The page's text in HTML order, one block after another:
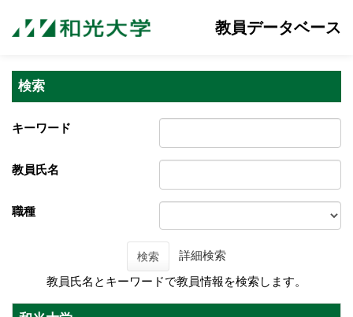
教員データベース
検索
キーワード
教員氏名
職種
検索
詳細検索
教員氏名とキーワードで教員情報を検索します。